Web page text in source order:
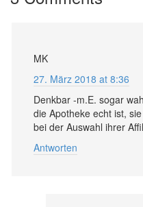
MK
27. März 2018 at 8:36
Denkbar -m.E. sogar
die Apotheke echt ist,
bei der Auswahl ihrer
Antworten